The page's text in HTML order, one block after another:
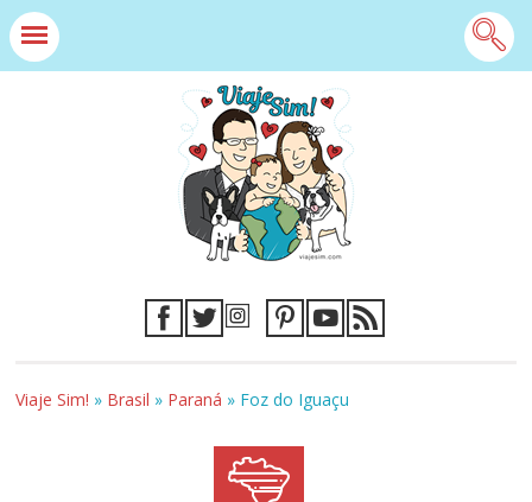
Viaje Sim! » Brasil » Paraná » Foz do Iguaçu